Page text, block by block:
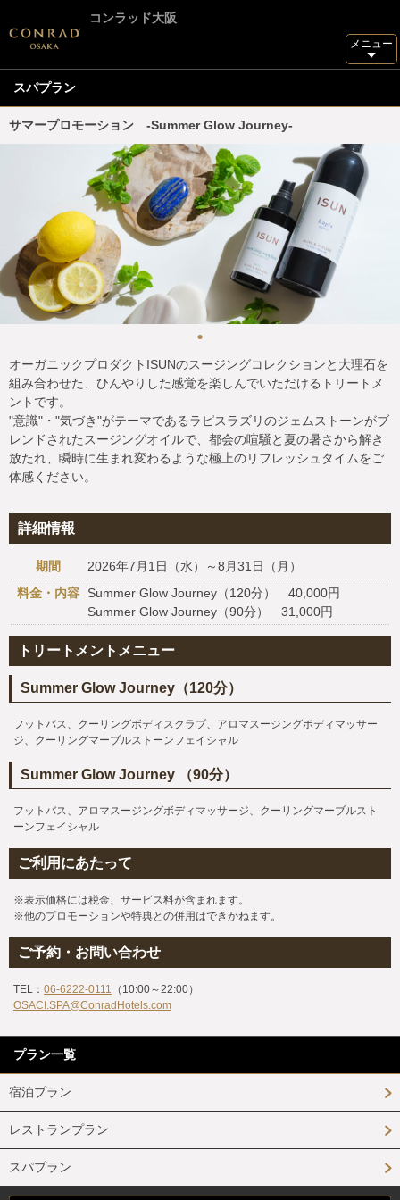
コンラッド大阪
メニュー
スパプラン
サマープロモーション -Summer Glow Journey-
オーガニックプロダクトISUNのスージングコレクションと大理石を
組み合わせた、ひんやりした感覚を楽しんでいただけるトリートメ
ントです。
"意識"・"気づき"がテーマであるラピスラズリのジェムストーンがブ
レンドされたスージングオイルで、都会の喧騒と夏の暑さから解き
放たれ、瞬時に生まれ変わるような極上のリフレッシュタイムをご
体感ください。
詳細情報
期間
2026年7月1日（水）～8月31日（月）
料金・内容
Summer Glow Journey（120分） 40,000円
Summer Glow Journey（90分） 31,000円
トリートメントメニュー
Summer Glow Journey（120分）
フットバス、クーリングボディスクラブ、アロマスージングボディマッサー
ジ、クーリングマーブルストーンフェイシャル
Summer Glow Journey （90分）
フットバス、アロマスージングボディマッサージ、クーリングマーブルスト
ーンフェイシャル
ご利用にあたって
※表示価格には税金、サービス料が含まれます。
※他のプロモーションや特典との併用はできかねます。
ご予約・お問い合わせ
TEL： 06-6222-0111
（10:00～22:00）
OSACI.SPA@ConradHotels.com
プラン一覧
宿泊プラン
レストランプラン
スパプラン